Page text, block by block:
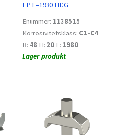
FP L=1980 HDG
Enummer: 1138515
Korrosivitetsklass: C1-C4
B: 48 H: 20 L: 1980
Lager produkt